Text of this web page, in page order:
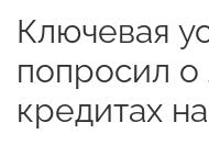
Ключевая
попросил о
кредитах